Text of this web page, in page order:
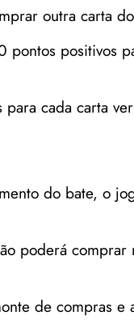
outra carta
positivos
cada carta
do bate, o
poderá comprar
de compras e